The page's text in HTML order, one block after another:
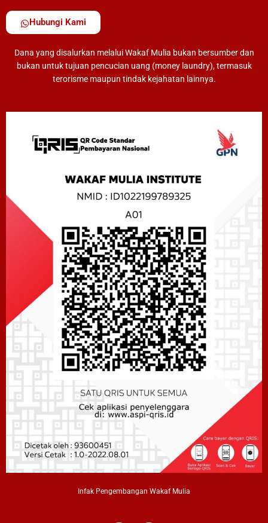
Hubungi Kami
Dana yang disalurkan melalui Wakaf Mulia bukan bersumber dan
bukan untuk tujuan pencucian uang (money laundry), termasuk
terorisme maupun tindak kejahatan lainnya.
Infak Pengembangan Wakaf Mulia